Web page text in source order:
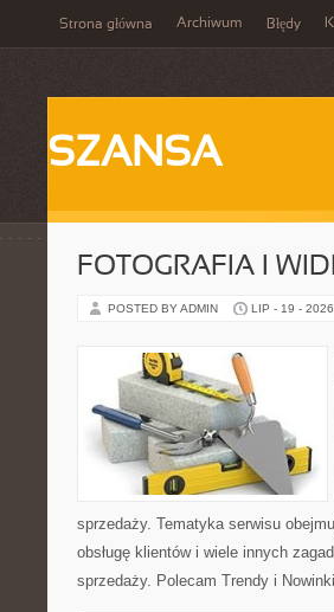
Strona główna Archiwum Błędy
SZANSA
FOTOGRAFIA I
POSTED BY ADMIN LIP - 19 - 2026
sprzedaży. Tematyka serwisu
obsługę klientów i wiele innych
sprzedaży. Polecam Trendy i